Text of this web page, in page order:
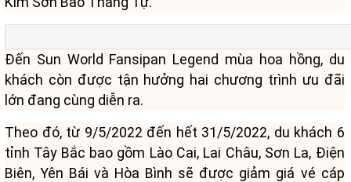
Đến Sun World Fansipan Legend mùa hoa hồng, du
khách còn được tận hưởng hai chương trình ưu đãi
lớn đang cùng diễn ra.
Theo đó, từ 9/5/2022 đến hết 31/5/2022, du khách 6
tỉnh Tây Bắc bao gồm Lào Cai, Lai Châu, Sơn La, Điện
Biên, Yên Bái và Hòa Bình sẽ được giảm giá vé cáp